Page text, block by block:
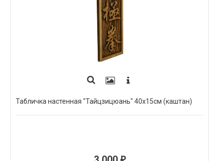
Табличка настенная "Тайцзицюань" 40х15см (каштан)
₽